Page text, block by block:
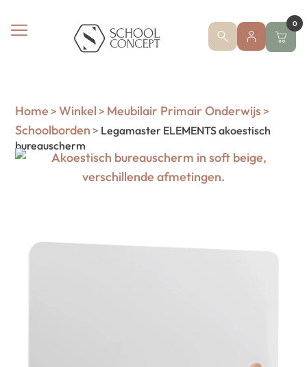
0
Home > Winkel > Meubilair Primair Onderwijs>
Schoolborden > Legamaster ELEMENTS akoestisch
bureauscherm